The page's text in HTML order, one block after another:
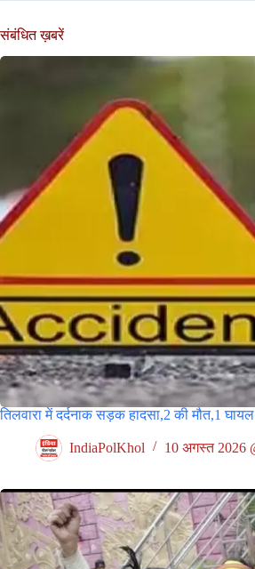
संबंधित ख़बरें
तिलवारा में दर्दनाक सड़क हादसा,2 की मौत,1 घायल
IndiaPolKhol 10 अगस्त 2026